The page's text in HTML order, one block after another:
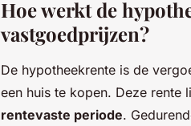
Hoe werkt de
vastgoedprijzen?
De hypotheekrente is de
een huis te kopen. Deze rente
rentevaste periode.